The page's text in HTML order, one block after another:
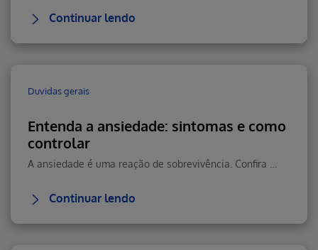
Continuar lendo
Duvidas gerais
Entenda a ansiedade: sintomas e como
controlar
Continuar lendo